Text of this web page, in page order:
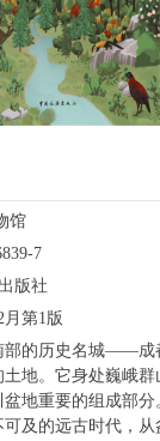
馆
7
版社
月第1版
的历史名城——成
地。它身处巍峨
地重要的组成部分
及的远古时代，从